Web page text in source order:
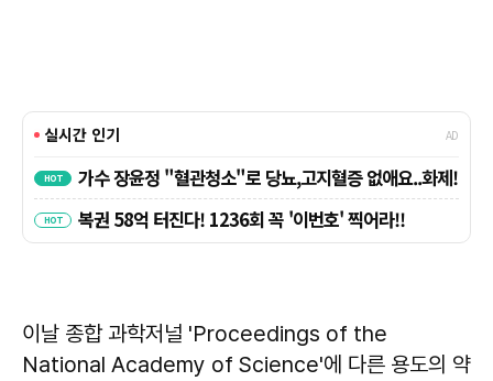
이날 종합 과학저널 'Proceedings of the
National Academy of Science'에 다른 용도의 약